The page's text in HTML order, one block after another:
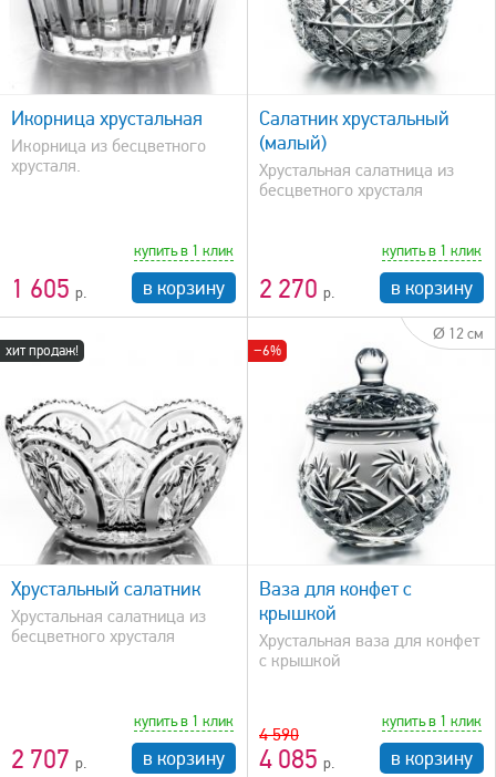
Икорница хрустальная
Икорница из бесцветного
хрусталя.
1 605
купить в 1 клик
в корзину
быстрый просмотр
Салатник хрустальный
(малый)
Хрустальная салатница из
бесцветного хрусталя
2 270
купить в 1 клик
в корзину
хит продаж!
Хрустальный салатник
Хрустальная салатница из
бесцветного хрусталя
2 707
купить в 1 клик
в корзину
−6%
Ø 12 см
быстрый просмотр
Ваза для конфет с
крышкой
Хрустальная ваза для конфет
с крышкой
4 590
4 085
купить в 1 клик
в корзину